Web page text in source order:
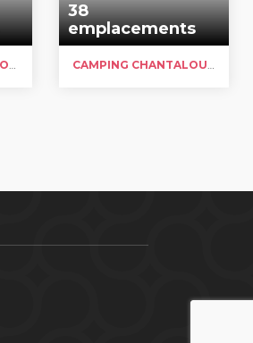
CAMPING INTERNATIONAL DU LAC BLEU
38
emplacements
CAMPING CHANTALOUETTE